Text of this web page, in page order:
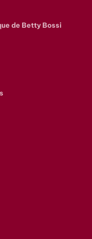
de Betty Bossi